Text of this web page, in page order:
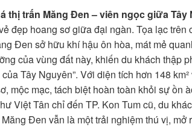
thị trấn Măng Đen – viên ngọc giữa Tây
đẹp hoang sơ giữa đại ngàn. Tọa lạc
Đen sở hữu khí hậu ôn hòa, mát mẻ
của vùng đất này, khiến du khách thập
Tây Nguyên”. Với diện tích hơn 148
mộc mạc, tách biệt hoàn toàn khỏi sự ồn
Việt Tân chỉ đến TP. Kon Tum cũ, du
Đen vẫn là một trải nghiệm thú vị,